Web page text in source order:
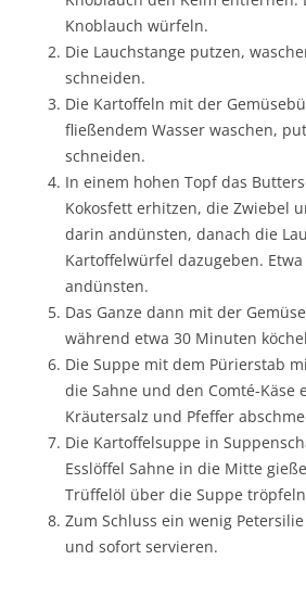
Knoblauch würfeln.
Die Lauchstange putzen,
schneiden.
Die Kartoffeln mit der
fließendem Wasser waschen,
schneiden.
In einem hohen Topf das
Kokosfett erhitzen, die Zwiebel
darin andünsten, danach die
Kartoffelwürfel dazugeben.
andünsten.
Das Ganze dann mit der
während etwa 30 Minuten
Die Suppe mit dem Pürierstab
die Sahne und den Comté-
Kräutersalz und Pfeffer
Die Kartoffelsuppe in
Esslöffel Sahne in die Mitte
Trüffelöl über die Suppe
Zum Schluss ein wenig
und sofort servieren.